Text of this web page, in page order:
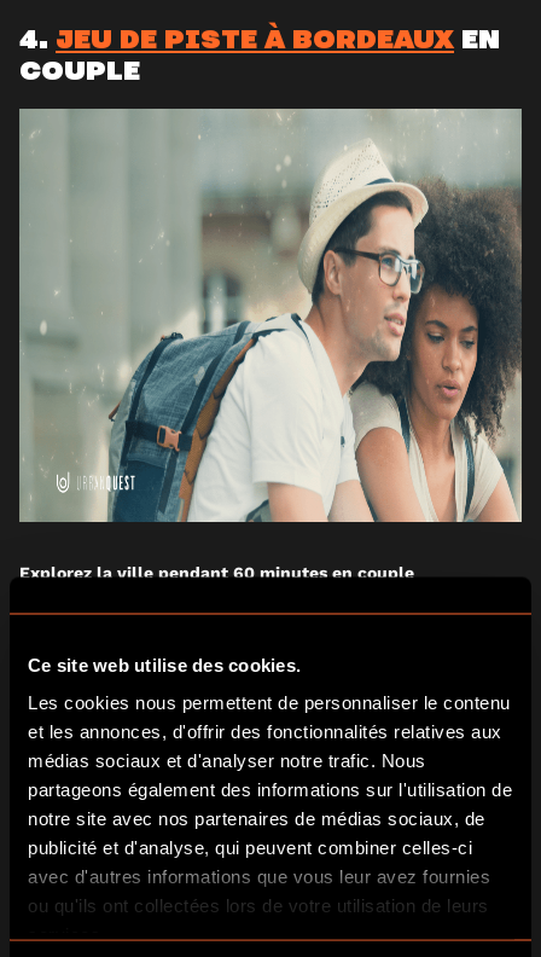
Ce site web utilise des cookies.
Les cookies nous permettent de personnaliser le contenu
et les annonces, d'offrir des fonctionnalités relatives aux
médias sociaux et d'analyser notre trafic. Nous
partageons également des informations sur l'utilisation de
notre site avec nos partenaires de médias sociaux, de
publicité et d'analyse, qui peuvent combiner celles-ci
avec d'autres informations que vous leur avez fournies
ou qu'ils ont collectées lors de votre utilisation de leurs
services.
4. JEU DE PISTE À BORDEAUX EN
COUPLE
Explorez la ville pendant 60 minutes en couple
pendant l’heure de jeu. Réaliser un maximum de défis pour
Bordeaux cache bien des secrets. Une façon originale pour
visiter la belle endormie avec votre chéri(e).
Réserver une session dejeu de piste à bordeaux
plus ici
🗺️ Urban Quest Bordeaux : jeu de piste romantique
AvecUrban Quest Bordeaux, partez main dans la main à la